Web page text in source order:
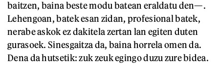
baitzen, baina beste modu batean eraldatu den—.
Lehengoan, batek esan zidan, profesional batek,
nerabe askok ez dakitela zertan lan egiten duten
gurasoek. Sinesgaitza da, baina horrela omen da.
Dena da hutsetik: zuk zeuk egingo duzu zure bidea.